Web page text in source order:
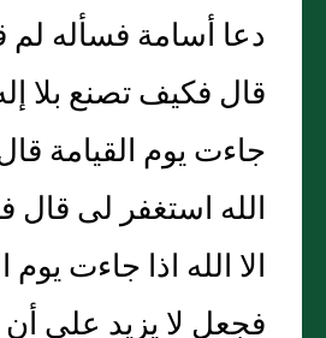
دعا أسامة فسأله لم
قال فكيف تصنع بلا إله
جاءت يوم القيامة
الله استغفر لى قال
الا الله اذا جاءت يوم
فجعل لا يزيد على